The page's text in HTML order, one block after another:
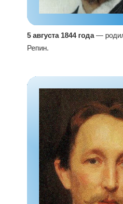
5 августа 1844 года—
Репин.